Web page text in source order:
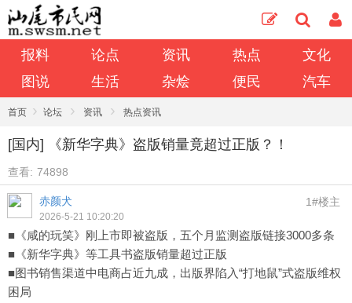
报料 论点 资讯 热点
文化
图说
生活 杂烩 便民 汽车
首页 › 论坛 › 资讯 › 热点资讯
[国内] 《新华字典》盗版销量竟超过正版？！
查看: 74898
赤颜犬
2026-5-21 10:20:20
1#楼主
■《咸的玩笑》刚上市即被盗版，五个月监测盗版链接3000多条
■《新华字典》等工具书盗版销量超过正版
■图书销售渠道中电商占近九成，出版界陷入“打地鼠”式盗版维权
困局